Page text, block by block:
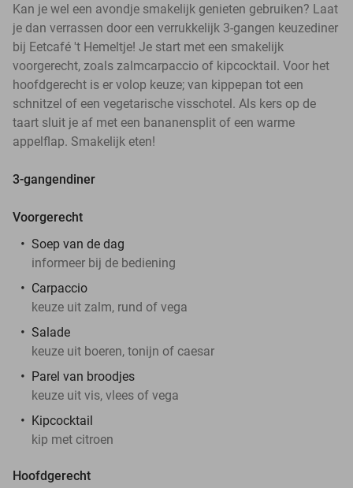
Kan je wel een avondje smakelijk genieten gebruiken? Laat
je dan verrassen door een verrukkelijk 3-gangen keuzediner
bij Eetcafé 't Hemeltje! Je start met een smakelijk
voorgerecht, zoals zalmcarpaccio of kipcocktail. Voor het
hoofdgerecht is er volop keuze; van kippepan tot een
schnitzel of een vegetarische visschotel. Als kers op de
taart sluit je af met een bananensplit of een warme
appelflap. Smakelijk eten!
3-gangendiner
Voorgerecht
Soep van de dag
informeer bij de bediening
Carpaccio
keuze uit zalm, rund of vega
Salade
keuze uit boeren, tonijn of caesar
Parel van broodjes
keuze uit vis, vlees of vega
Kipcocktail
kip met citroen
Hoofdgerecht